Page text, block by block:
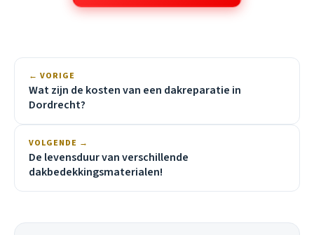
← VORIGE
Wat zijn de kosten van een dakreparatie in
Dordrecht?
VOLGENDE →
De levensduur van verschillende
dakbedekkingsmaterialen!